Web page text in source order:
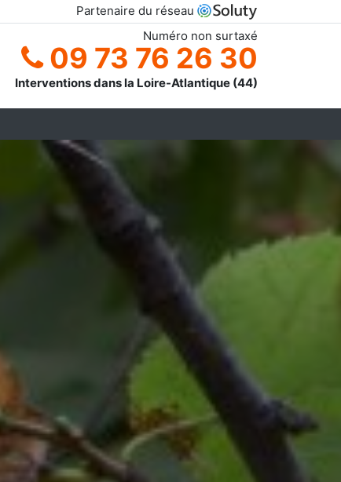
Partenaire du réseau
Numéro non surtaxé
09 73 76 26 30
Interventions dans la Loire-Atlantique (44)